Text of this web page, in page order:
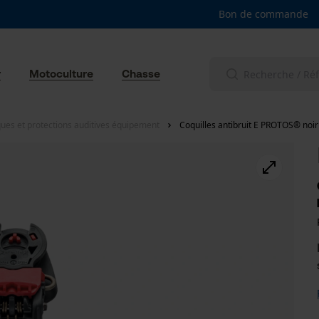
Bon de commande
Motoculture Chasse
Coquilles antibruit E PROTOS®